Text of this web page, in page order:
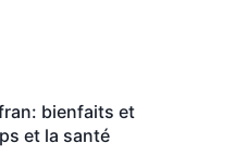
bienfaits et
et la santé